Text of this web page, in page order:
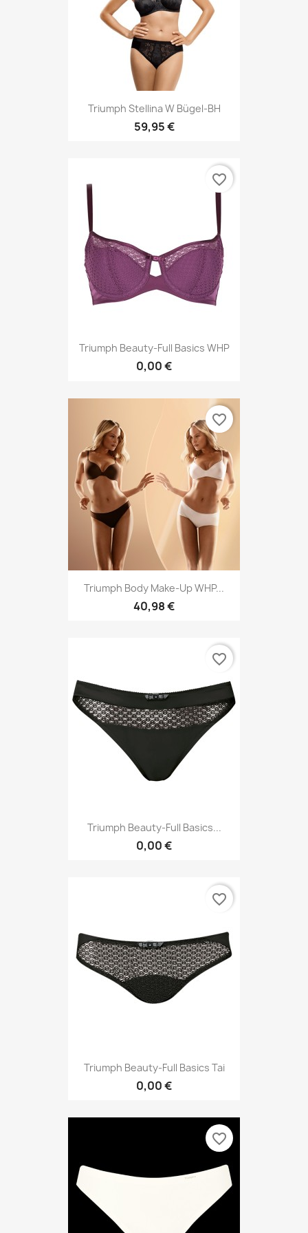
Triumph Stellina W Bügel-BH
59,95 €
Triumph Beauty-Full Basics WHP
0,00 €
favorite_border
Triumph Body Make-Up WHP...
40,98 €
favorite_border
Triumph Beauty-Full Basics...
0,00 €
favorite_border
Triumph Beauty-Full Basics Tai
0,00 €
favorite_border
favorite_border